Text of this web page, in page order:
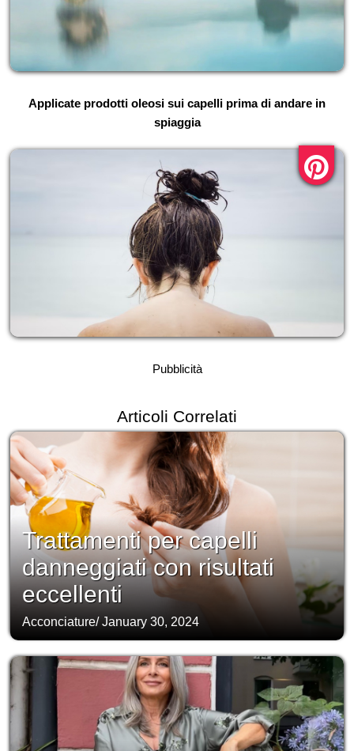
Applicate prodotti oleosi sui capelli prima di andare in
spiaggia
Pubblicità
Articoli Correlati
Trattamenti per capelli
danneggiati con risultati
eccellenti
Acconciature/January 30, 2024